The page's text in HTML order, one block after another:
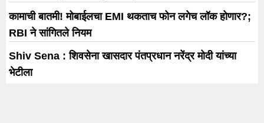
कामाची बातमी! मोबाईलचा EMI थकताच फोन लगेच लॉक होणार?;
RBI ने सांगितले नियम
Shiv Sena : शिवसेना खासदार पंतप्रधान नरेंद्र मोदी यांच्या
भेटीला